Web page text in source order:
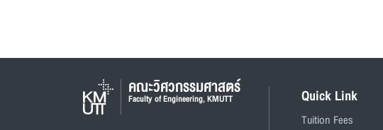
คณะวิศวกรรมศาสตร์
Faculty of Engineering, KMUTT Quick Link
Tuition Fees